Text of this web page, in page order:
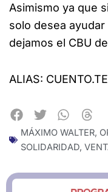
Asimismo ya que
solo desea
dejamos el CBU
ALIAS:
MÁXIMO WALTER,
SOLIDARIDAD,